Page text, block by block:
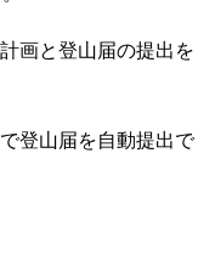
画と登山届の提出を
登山届を自動提出で